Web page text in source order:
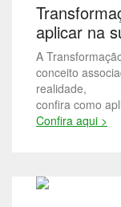
aplicar na
A
conceito
realidade,
confira como
Confira aqui >